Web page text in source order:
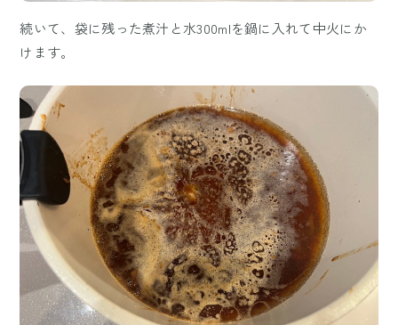
続いて、袋に残った煮汁と水300mlを鍋に入れて中火にか
けます。